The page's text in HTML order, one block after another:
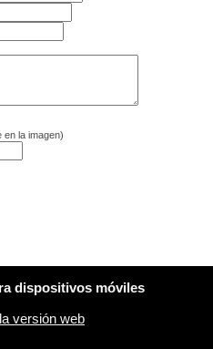
en la imagen)
dispositivos móviles
versión web